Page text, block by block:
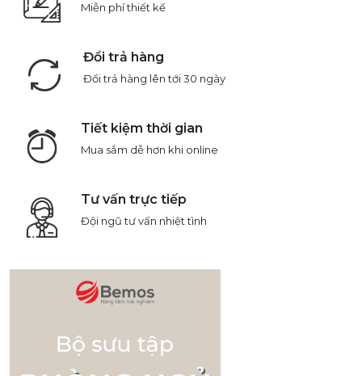
Miễn phí thiết kế
Đổi trả hàng
Đổi trả hàng lên tới 30 ngày
Tiết kiệm thời gian
Mua sắm dễ hơn khi online
Tư vấn trực tiếp
Đội ngũ tư vấn nhiệt tình